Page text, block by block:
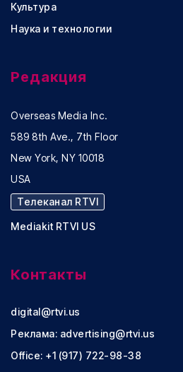
Культура
Наука и технологии
Редакция
Overseas Media Inc.
589 8th Ave., 7th Floor
New York, NY 10018
USA
Телеканал RTVI
Mediakit RTVI US
Контакты
digital@rtvi.us
Реклама: advertising@rtvi.us
Office: +1 (917) 722-98-38